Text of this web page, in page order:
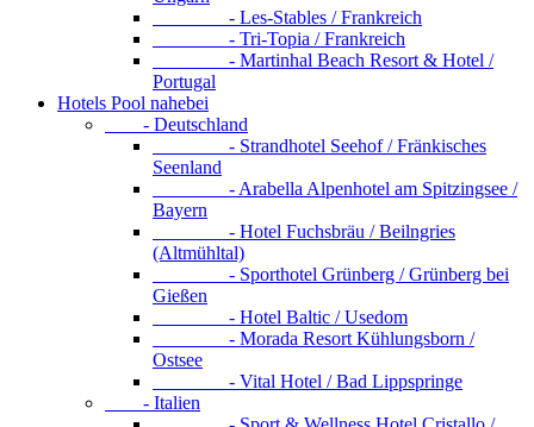
- Les-Stables / Frankreich
- Tri-Topia / Frankreich
- Martinhal Beach Resort & Hotel /
Portugal
Hotels Pool nahebei
- Deutschland
- Strandhotel Seehof / Fränkisches
Seenland
- Arabella Alpenhotel am Spitzingsee /
Bayern
- Hotel Fuchsbräu / Beilngries
(Altmühltal)
- Sporthotel Grünberg / Grünberg bei
Gießen
- Hotel Baltic / Usedom
- Morada Resort Kühlungsborn /
Ostsee
- Vital Hotel / Bad Lippspringe
- Italien